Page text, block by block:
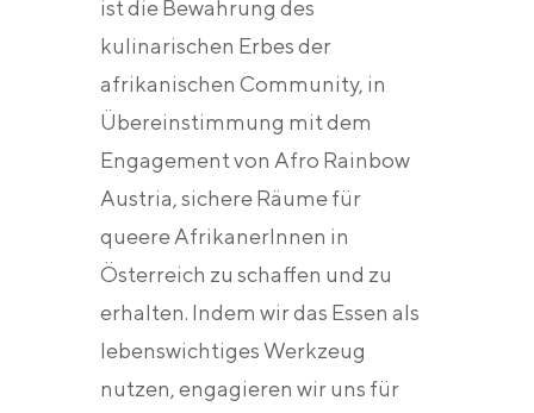
ist die Bewahrung des
kulinarischen Erbes der
afrikanischen Community, in
Übereinstimmung mit dem
Engagement von Afro Rainbow
Austria, sichere Räume für
queere AfrikanerInnen in
Österreich zu schaffen und zu
erhalten. Indem wir das Essen als
lebenswichtiges Werkzeug
nutzen, engagieren wir uns für